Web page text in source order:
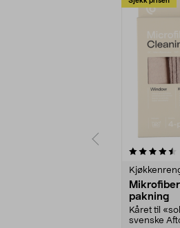
pakning
Kåret til
svenske